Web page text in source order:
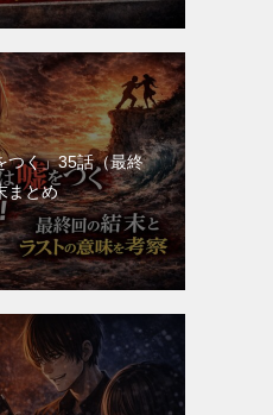
つく」35話（最終
まとめ